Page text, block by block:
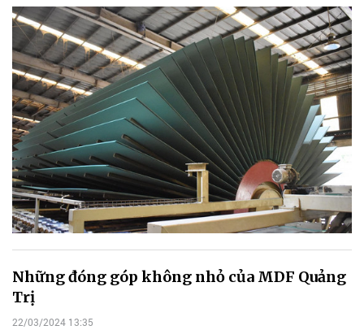
Những đóng góp không nhỏ của MDF Quảng
Trị
22/03/2024 13:35